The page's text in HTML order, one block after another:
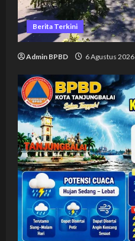
Berita Terkini
Admin BPBD 6 Agustus 2026